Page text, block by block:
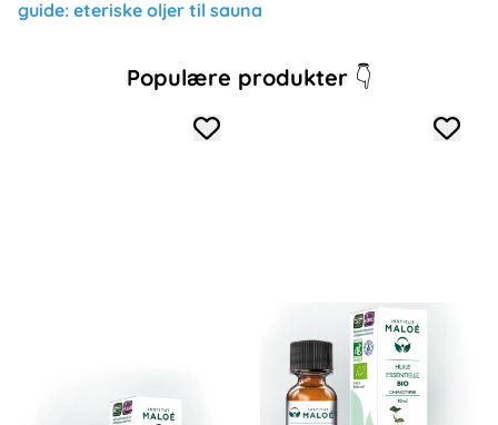
guide: eteriske oljer til sauna
Populære produkter 👇